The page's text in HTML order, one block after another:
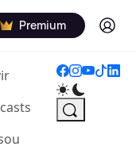
Premium Log in
(current)